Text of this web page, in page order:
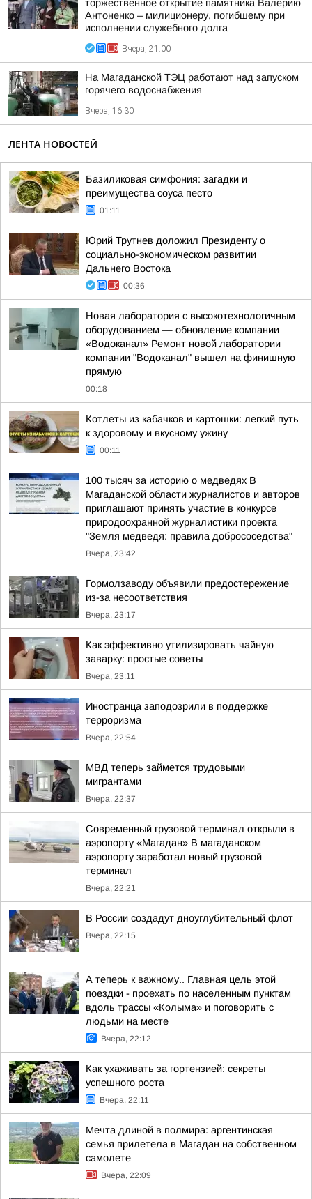
торжественное открытие памятника Валерию
Антоненко – милиционеру, погибшему при
исполнении служебного долга
Вчера, 21:00
На Магаданской ТЭЦ работают над запуском
горячего водоснабжения
Вчера, 16:30
ЛЕНТА НОВОСТЕЙ
Базиликовая симфония: загадки и
преимущества соуса песто
01:11
Юрий Трутнев доложил Президенту о
социально-экономическом развитии
Дальнего Востока
00:36
Новая лаборатория с высокотехнологичным
оборудованием — обновление компании
«Водоканал» Ремонт новой лаборатории
компании "Водоканал" вышел на финишную
прямую
00:18
Котлеты из кабачков и картошки: легкий путь
к здоровому и вкусному ужину
00:11
100 тысяч за историю о медведях В
Магаданской области журналистов и авторов
приглашают принять участие в конкурсе
природоохранной журналистики проекта
"Земля медведя: правила добрососедства"
Вчера, 23:42
Гормолзаводу объявили предостережение
из-за несоответствия
Вчера, 23:17
Как эффективно утилизировать чайную
заварку: простые советы
Вчера, 23:11
Иностранца заподозрили в поддержке
терроризма
Вчера, 22:54
МВД теперь займется трудовыми
мигрантами
Вчера, 22:37
Современный грузовой терминал открыли в
аэропорту «Магадан» В магаданском
аэропорту заработал новый грузовой
терминал
Вчера, 22:21
В России создадут дноуглубительный флот
Вчера, 22:15
А теперь к важному.. Главная цель этой
поездки - проехать по населенным пунктам
вдоль трассы «Колыма» и поговорить с
людьми на месте
Вчера, 22:12
Как ухаживать за гортензией: секреты
успешного роста
Вчера, 22:11
Мечта длиной в полмира: аргентинская
семья прилетела в Магадан на собственном
самолете
Вчера, 22:09